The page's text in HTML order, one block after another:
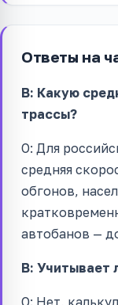
Ответы на
В: Какую
трассы?
О: Для
средняя
обгонов,
автобанов —
В: Учитывает
О: Нет,